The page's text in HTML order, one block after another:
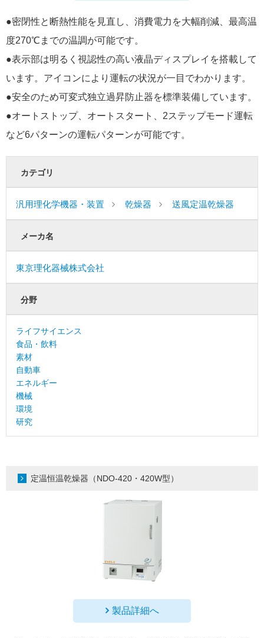
●密閉性と断熱性能を見直し、消費電力を大幅削減、最高温
度270℃までの温調が可能です。
●表示部は明るく視認性の高い液晶ディスプレイを搭載して
います。アイコンにより運転の状況が一目でわかります。
●安全のため可変式独立過昇防止器を標準装備しています。
●オートストップ、オートスタート、2ステップモード運転
など6パターンの運転パターンが可能です。
カテゴリ
汎用理化学機器・装置 乾燥器 送風定温乾燥器
メーカ名
東京理化器械株式会社
分野
ライフサイエンス
食品・飲料
素材
自動車
エネルギー
機械
環境
研究
定温恒温乾燥器（NDO-420・420W型）
製品詳細へ